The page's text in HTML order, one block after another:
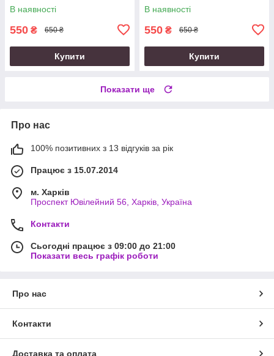
В наявності
550 ₴ 650 ₴
Купити
В наявності
550 ₴ 650 ₴
Купити
Показати ще
Про нас
100% позитивних з 13 відгуків за рік
Працює з 15.07.2014
м. Харків
Проспект Ювілейний 56, Харків, Україна
Контакти
Сьогодні працює з 09:00 до 21:00
Показати весь графік роботи
Про нас
Контакти
Доставка та оплата